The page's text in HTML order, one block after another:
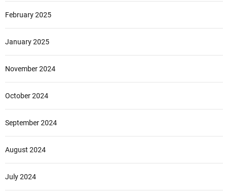
February 2025
January 2025
November 2024
October 2024
September 2024
August 2024
July 2024